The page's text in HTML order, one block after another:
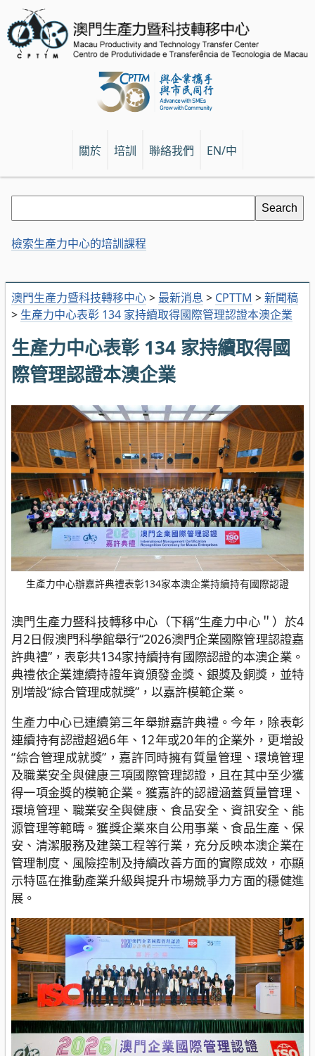
關於 培訓 聯絡我們 EN/中
澳門生產力暨科技轉移中心> 最新消息 > CPTTM >新聞稿
> 生產力中心表彰 134 家持續取得國際管理認證本澳企業
生產力中心表彰 134 家持續取得國
際管理認證本澳企業
生產力中心辦嘉許典禮表彰134家本澳企業持續持有國際認證
澳門生產力暨科技轉移中心（下稱“生產力中心＂）於4
月2日假澳門科學館舉行“2026澳門企業國際管理認證嘉
許典禮”，表彰共134家持續持有國際認證的本澳企業。
典禮依企業連續持證年資頒發金獎、銀獎及銅獎，並特
別增設“綜合管理成就獎”，以嘉許模範企業。
生產力中心已連續第三年舉辦嘉許典禮。今年，除表彰
連續持有認證超過6年、12年或20年的企業外，更增設
“綜合管理成就獎”，嘉許同時擁有質量管理、環境管理
及職業安全與健康三項國際管理認證，且在其中至少獲
得一項金獎的模範企業。獲嘉許的認證涵蓋質量管理、
環境管理、職業安全與健康、食品安全、資訊安全、能
源管理等範疇。獲獎企業來自公用事業、食品生產、保
安、清潔服務及建築工程等行業，充分反映本澳企業在
管理制度、風險控制及持續改善方面的實際成效，亦顯
示特區在推動產業升級與提升市場競爭力方面的穩健進
展。
檢索生產力中心的培訓課程